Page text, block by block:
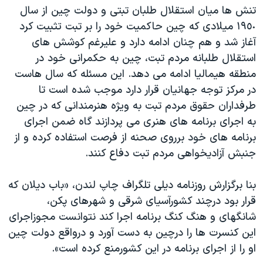
تنش ها میان استقلال طلبان تبتی و دولت چین از سال
١٩٥٠ میلادی که چین حاکمیت خود را بر تبت تثبیت کرد
آغاز شد و هم چنان ادامه دارد و علیرغم کوشش های
استقلال طلبانه مردم تبت، چین به حکمرانی خود در
منطقه هیمالیا ادامه می دهد. این مسئله که سال هاست
در مرکز توجه جهانیان قرار دارد موجب شده است تا
طرفداران حقوق مردم تبت به ویژه هنرمندانی که در چین
به اجرای برنامه های هنری می پردازند گاه ضمن اجرای
برنامه های خود برروی صحنه از فرصت استفاده کرده و از
جنبش آزادیخواهی مردم تبت دفاع کنند.
بنا برگزارش روزنامه دیلی تلگراف چاپ لندن، «باب دیلان که
قرار بود درچند کشورآسیای شرقی و شهرهای پکن،
شانگهای و هنگ کنگ برنامه اجرا کند نتوانست مجوزاجرای
این کنسرت ها را درچین به دست آورد و درواقع دولت چین
او را از اجرای برنامه در این کشورمنع کرده است».